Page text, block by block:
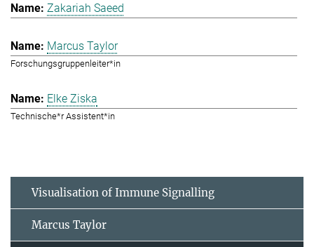
Zakariah Saeed
Marcus Taylor
Forschungsgruppenleiter*in
Elke Ziska
Technische*r Assistent*in
Visualisation of Immune Signalling
Marcus Taylor